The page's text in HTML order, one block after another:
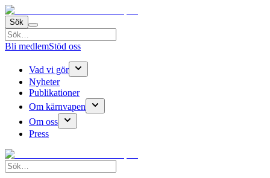
Sök
Bli medlemStöd oss
Vad vi gör
Nyheter
Publikationer
Om kärnvapen
Om oss
Press